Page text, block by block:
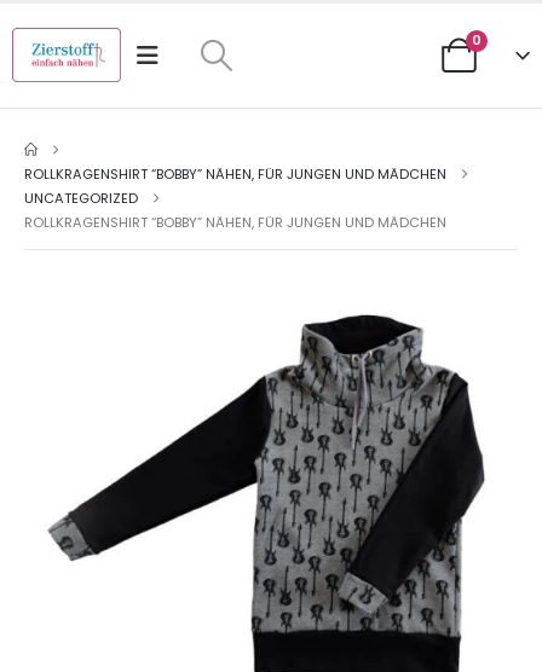
0
ROLLKRAGENSHIRT “BOBBY” NÄHEN, FÜR JUNGEN UND MÄDCHEN
UNCATEGORIZED
ROLLKRAGENSHIRT “BOBBY” NÄHEN, FÜR JUNGEN UND MÄDCHEN